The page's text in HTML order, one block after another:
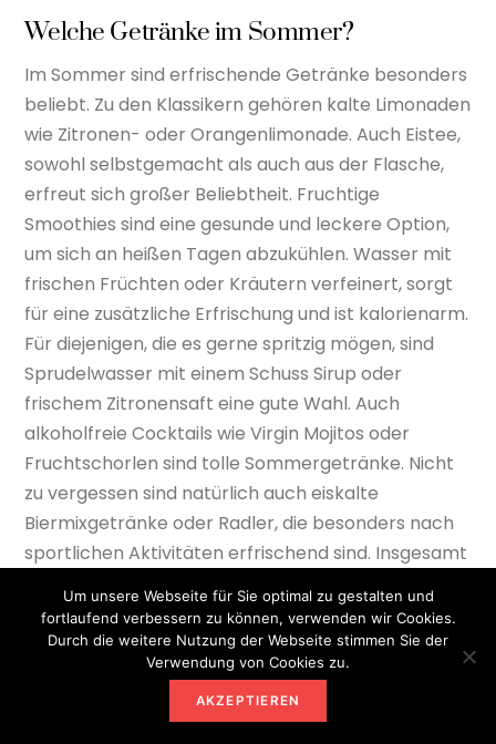
Welche Getränke im Sommer?
Im Sommer sind erfrischende Getränke besonders
beliebt. Zu den Klassikern gehören kalte Limonaden
wie Zitronen- oder Orangenlimonade. Auch Eistee,
sowohl selbstgemacht als auch aus der Flasche,
erfreut sich großer Beliebtheit. Fruchtige
Smoothies sind eine gesunde und leckere Option,
um sich an heißen Tagen abzukühlen. Wasser mit
frischen Früchten oder Kräutern verfeinert, sorgt
für eine zusätzliche Erfrischung und ist kalorienarm.
Für diejenigen, die es gerne spritzig mögen, sind
Sprudelwasser mit einem Schuss Sirup oder
frischem Zitronensaft eine gute Wahl. Auch
alkoholfreie Cocktails wie Virgin Mojitos oder
Fruchtschorlen sind tolle Sommergetränke. Nicht
zu vergessen sind natürlich auch eiskalte
Biermixgetränke oder Radler, die besonders nach
sportlichen Aktivitäten erfrischend sind. Insgesamt
im Sommer für die nötige Abkühlung sorgen.
Was ist das beliebteste sommergetränk?
Das beliebteste Sommergetränk ist definitiv die
Um unsere Webseite für Sie optimal zu gestalten und
fortlaufend verbessern zu können, verwenden wir Cookies.
Durch die weitere Nutzung der Webseite stimmen Sie der
Verwendung von Cookies zu.
AKZEPTIEREN